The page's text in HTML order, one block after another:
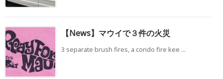
【News】マウイで３件の火災
3 separate brush fires, a condo fire kee ...